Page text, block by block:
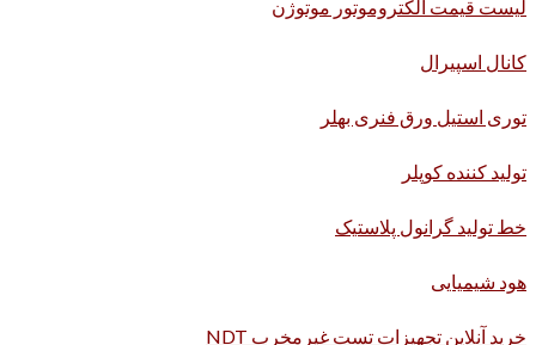
لیست قیمت الکتروموتور موتوژن
کانال اسپیرال
توری استیل ورق فنری بهلر
تولید کننده کوپلر
خط تولید گرانول پلاستیک
هود شیمیایی
خرید آنلاین تجهیزات تست غیرمخرب NDT